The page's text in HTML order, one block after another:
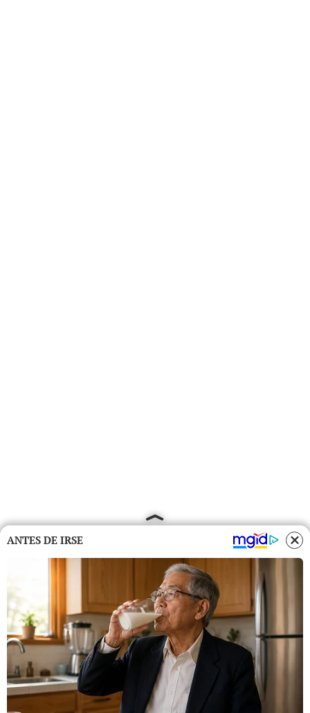
ANTES DE IRSE